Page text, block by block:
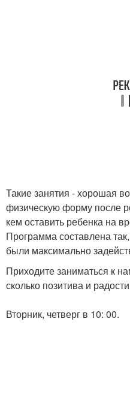
Такие занятия - хорошая
физическую форму после
кем оставить ребенка на
Программа составлена
были максимально
Приходите заниматься к
сколько позитива и
Вторник, четверг в 10: 00.